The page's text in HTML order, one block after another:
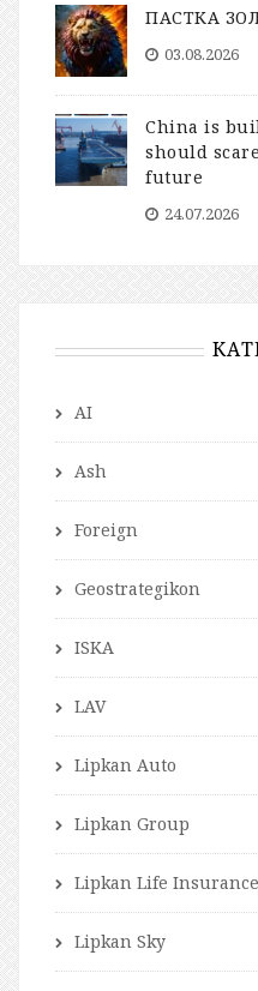
ПАСТКА
03.08.2026
China is
should
future
24.07.2026
AI
Ash
Foreign
Geostrategikon
ISKA
LAV
Lipkan Auto
Lipkan Group
Lipkan Life Insurance
Lipkan Sky